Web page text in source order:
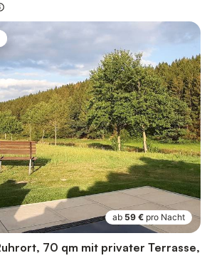
ab 59 € pro Nacht
70 qm mit privater Terrasse,